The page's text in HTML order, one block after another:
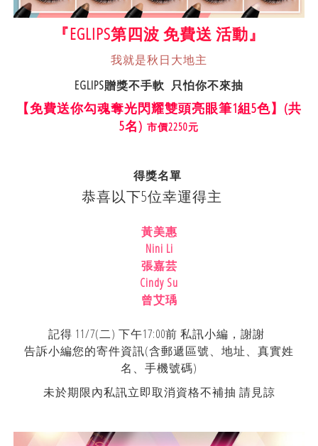
『EGLIPS第四波 免費送 活動』
我就是秋日大地主
EGLIPS贈獎不手軟 只怕你不來抽
【免費送你勾魂奪光閃耀雙頭亮眼筆1組5色】(共
5名) 市價2250元
得獎名單
恭喜以下5位幸運得主
黃美惠
Nini Li
張嘉芸
Cindy Su
曾艾瑀
記得 11/7(二) 下午17:00前 私訊小編，謝謝
告訴小編您的寄件資訊(含郵遞區號、地址、真實姓
名、手機號碼)
未於期限內私訊立即取消資格不補抽 請見諒